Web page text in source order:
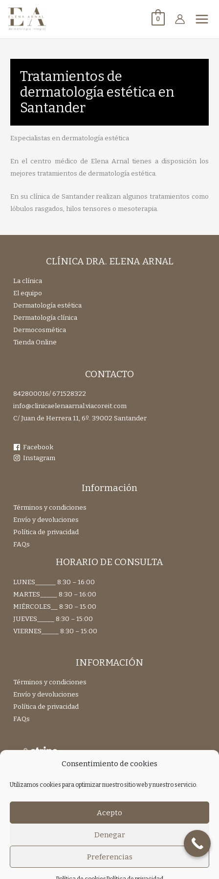
Consentimiento de cookies
Utilizamos cookies para optimizar nuestro sitio web y nuestro servicio.
Acepto
Denegar
Preferencias
0
Tratamientos de
dermatología estética en
Santander
Especialistas en dermatología estética
En el centro médico de Elena Arnal tienes a disposición los
mejores tratamientos de dermatología estética.
En su clínica de Santander realizan algunos tratamientos como
lóbulos rasgados, hilos tensores o mesoterapia.
CLÍNICA DRA. ELENA ARNAL
La clínica
El equipo
Dermatología estética
Dermatología clínica
Dermocosmética
Tienda Online
CONTACTO
842800016/ 671528322
info@clinicaelenaarnal.viacoreit.com
C/ Juan de Herrera 11, 6º. 39002 Santander
Facebook
Instagram
Información
Términos y condiciones
Envío y devoluciones
Política de privacidad
FAQs
HORARIO DE CONSULTA
LUNES______ 8:30 – 16:00
MARTES_____ 8:30 – 16:00
MIÉRCOLES__ 8:30 – 15:00
JUEVES_____ 8:30 – 15:00
VIERNES_____ 8:30 – 15:00
INFORMACIÓN
Términos y condiciones
Envío y devoluciones
Política de privacidad
FAQs